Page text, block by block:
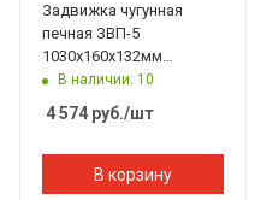
Задвижка чугунная
печная ЗВП-5
1030х160х132мм
Рубцовск
В наличии: 10
4 574 руб./шт
В корзину